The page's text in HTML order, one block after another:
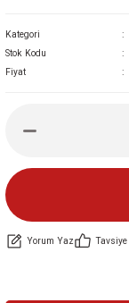
Kategori
Stok Kodu
Fiyat
Yorum Yaz Tavsiye